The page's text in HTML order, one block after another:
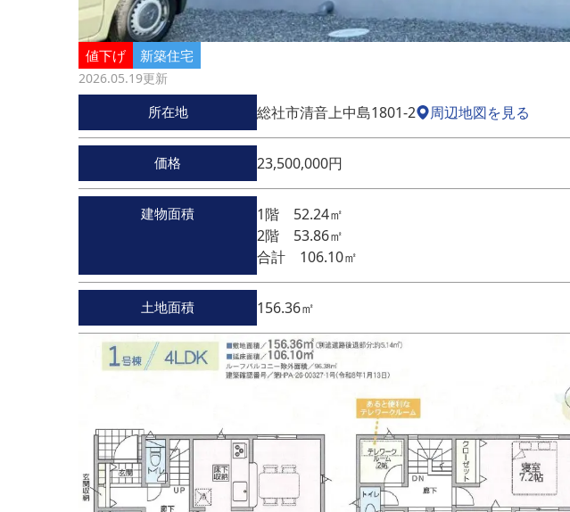
値下げ 新築住宅
2026.05.19更新
所在地 総社市清音上中島1801-2 周辺地図を見る
価格 23,500,000円
建物面積
1階 52.24㎡
2階 53.86㎡
合計 106.10㎡
土地面積 156.36㎡